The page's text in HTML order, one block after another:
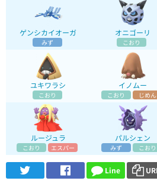
ゲンシカイオーガ
みず
オニゴーリ
こおり
ユキワラシ
こおり
イノムー
こおり じめん
ルージュラ
こおり エスパー
パルシェン
みず こおり
Line